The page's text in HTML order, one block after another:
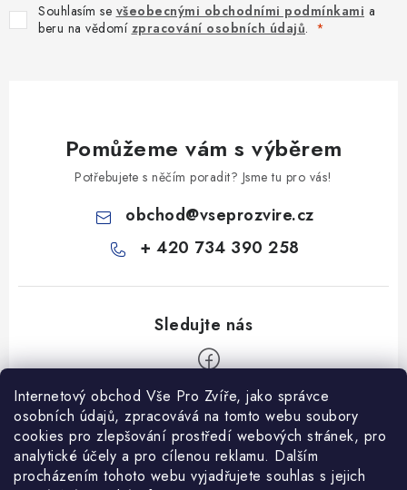
Internetový obchod Vše Pro Zvíře, jako správce
osobních údajů, zpracovává na tomto webu soubory
cookies pro zlepšování prostředí webových stránek, pro
analytické účely a pro cílenou reklamu. Dalším
procházením tohoto webu vyjadřujete souhlas s jejich
Souhlasím se všeobecnými obchodními podmínkami a
beru na vědomí zpracování osobních údajů.
Pomůžeme vám s výběrem
Potřebujete s něčím poradit? Jsme tu pro vás!
obchod@vseprozvire.cz
+ 420 734 390 258
Informace pro Vás